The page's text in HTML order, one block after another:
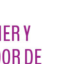
Y
DE